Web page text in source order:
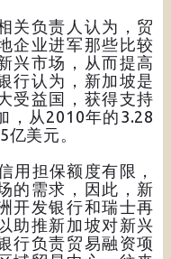
负责人认为，贸
企业进军那些比较
兴市场，从而提高
行认为，新加坡是
受益国，获得支持
，从2010年的3.28
美元。
担保额度有限，
的需求，因此，新
开发银行和瑞士再
助推新加坡对新兴
行负责贸易融资项